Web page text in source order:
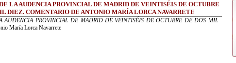
LA AUDENCIA PROVINCIAL DE MADRID DE VEINTISÉIS DE OCTUBRE
DIEZ. COMENTARIO DE ANTONIO MARÍA LORCA NAVARRETE
AUDENCIA PROVINCIAL DE MADRID DE VEINTISÉIS DE OCTUBRE DE DOS MIL
María Lorca Navarrete